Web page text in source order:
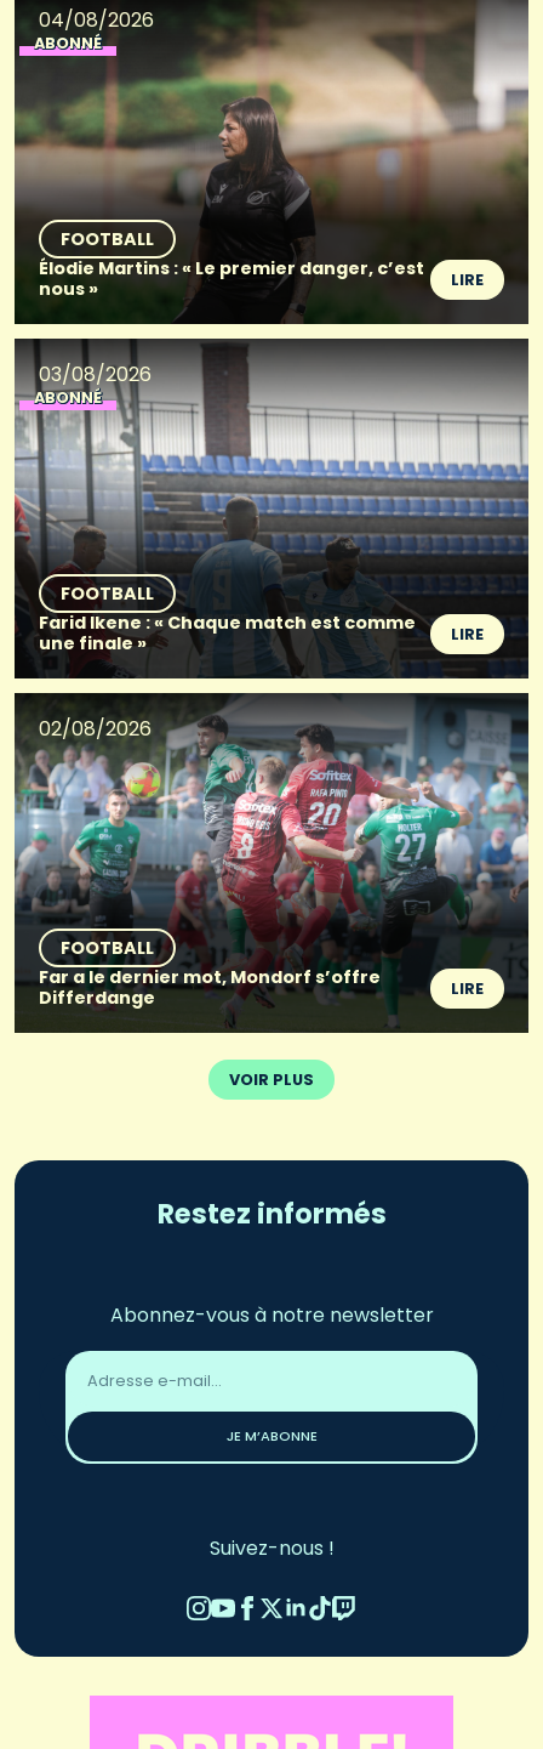
04/08/2026
ABONNÉ
FOOTBALL
Élodie Martins : « Le premier danger, c’est
nous »
LIRE
03/08/2026
ABONNÉ
FOOTBALL
Farid Ikene : « Chaque match est comme
une finale »
LIRE
02/08/2026
FOOTBALL
Far a le dernier mot, Mondorf s’offre
Differdange
LIRE
VOIR PLUS
Restez informés
Abonnez-vous à notre newsletter
Adresse
email
JE M’ABONNE
Suivez-nous !